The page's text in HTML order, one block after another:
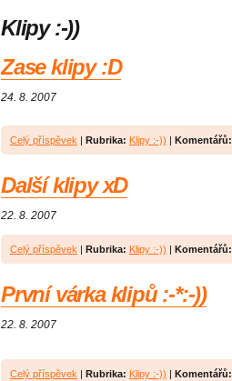
Klipy :-))
Zase klipy :D
24. 8. 2007
Celý příspěvek | Rubrika: Klipy :-)) | Komentářů:
Další klipy xD
22. 8. 2007
Celý příspěvek | Rubrika: Klipy :-)) | Komentářů:
První várka klipů :-*:-))
22. 8. 2007
Celý příspěvek | Rubrika: Klipy :-)) | Komentářů: